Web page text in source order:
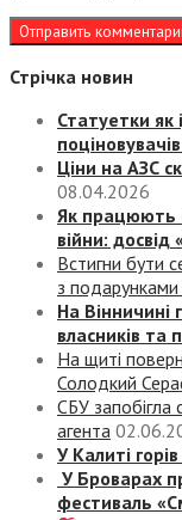
Стрічка новин
Статуетки як
Ціни на АЗС
08.04.2026
Як працюють
війни: досвід
Встигни бути
з подарунками
На Вінничині
власників
На щиті
Солодкий
СБУ запобігла
агента
У Калиті
У Броварах
фестиваль